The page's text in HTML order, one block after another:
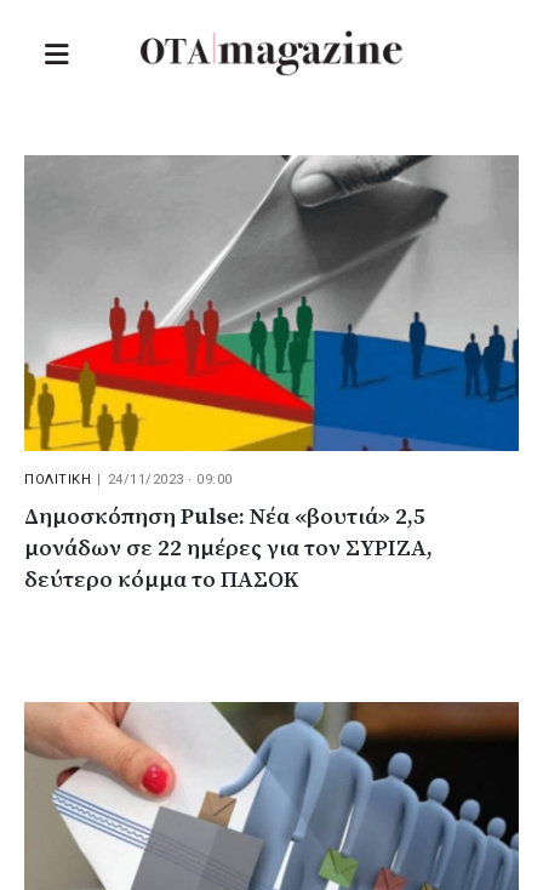
ΠΟΛΙΤΙΚΗ 24/11/2023 · 09:00
Δημοσκόπηση Pulse: Νέα «βουτιά» 2,5
μονάδων σε 22 ημέρες για τον ΣΥΡΙΖΑ,
δεύτερο κόμμα το ΠΑΣΟΚ